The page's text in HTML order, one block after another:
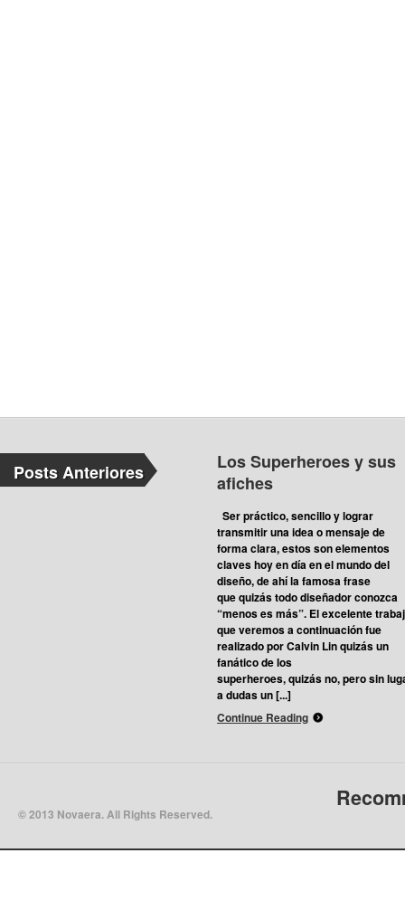
Posts Anteriores
Los Superheroes y sus
afiches
Ser práctico, sencillo y lograr
transmitir una idea o mensaje de
forma clara, estos son elementos
claves hoy en día en el mundo del
diseño, de ahí la famosa frase
que quizás todo diseñador conozca
“menos es más”. El excelente
que veremos a continuación fue
realizado por Calvin Lin quizás un
fanático de los
superheroes, quizás no, pero sin
a dudas un [...]
Continue Reading
© 2013 Novaera. All Rights Reserved.